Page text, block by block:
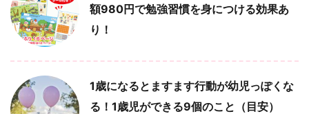
額980円で勉強習慣を身につける効果あ
り！
1歳になるとますます行動が幼児っぽくな
る！1歳児ができる9個のこと（目安）